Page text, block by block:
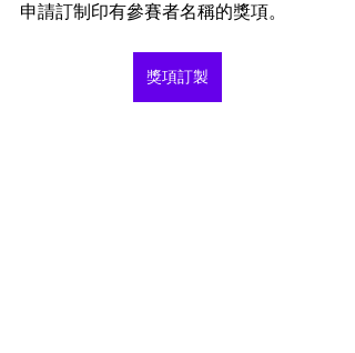
申請訂制印有參賽者名稱的獎項。
獎項訂製